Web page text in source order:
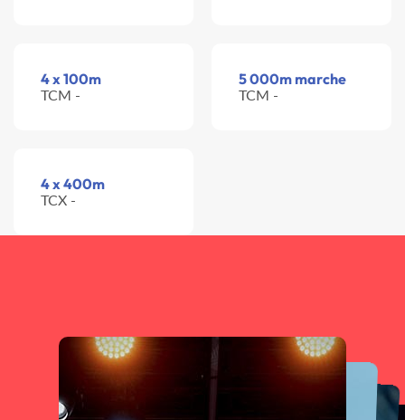
4 x 100m
TCM -
5 000m marche
TCM -
4 x 400m
TCX -